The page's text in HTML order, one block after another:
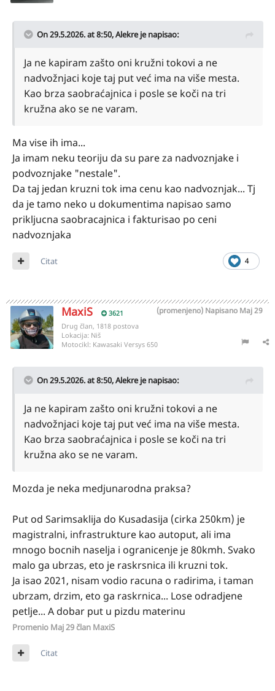
On 29.5.2026. at 8:50,Alekreje napisao:
Ja ne kapiram zašto oni kružni tokovi a ne
nadvožnjaci koje taj put već ima na više mesta.
Kao brza saobraćajnica i posle se koči na tri
kružna ako se ne varam.
Ma vise ih ima...
Ja imam neku teoriju da su pare za nadvoznjake i
podvoznjake "nestale".
Da taj jedan kruzni tok ima cenu kao nadvoznjak... Tj
da je tamo neko u dokumentima napisao samo
prikljucna saobracajnica i fakturisao po ceni
nadvoznjaka
4
Citat
MaxiS 3621 Napisano Maj 29
(promenjeno)
Drug član, 1818 postova
Lokacija: Niš
Motocikl: Kawasaki Versys 650
On 29.5.2026. at 8:50,Alekreje napisao:
Ja ne kapiram zašto oni kružni tokovi a ne
nadvožnjaci koje taj put već ima na više mesta.
Kao brza saobraćajnica i posle se koči na tri
kružna ako se ne varam.
Mozda je neka medjunarodna praksa?
Put od Sarimsaklija do Kusadasija (cirka 250km) je
magistralni, infrastrukture kao autoput, ali ima
mnogo bocnih naselja i ogranicenje je 80kmh. Svako
malo ga ubrzas, eto je raskrsnica ili kruzni tok.
Ja isao 2021, nisam vodio racuna o radirima, i taman
ubrzam, drzim, eto ga raskrnica... Lose odradjene
petlje... A dobar put u pizdu materinu
Promenio Maj 29član MaxiS
Citat